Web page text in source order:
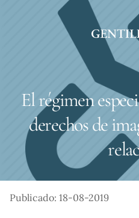
El régimen
derechos de
Publicado: 18-08-2019